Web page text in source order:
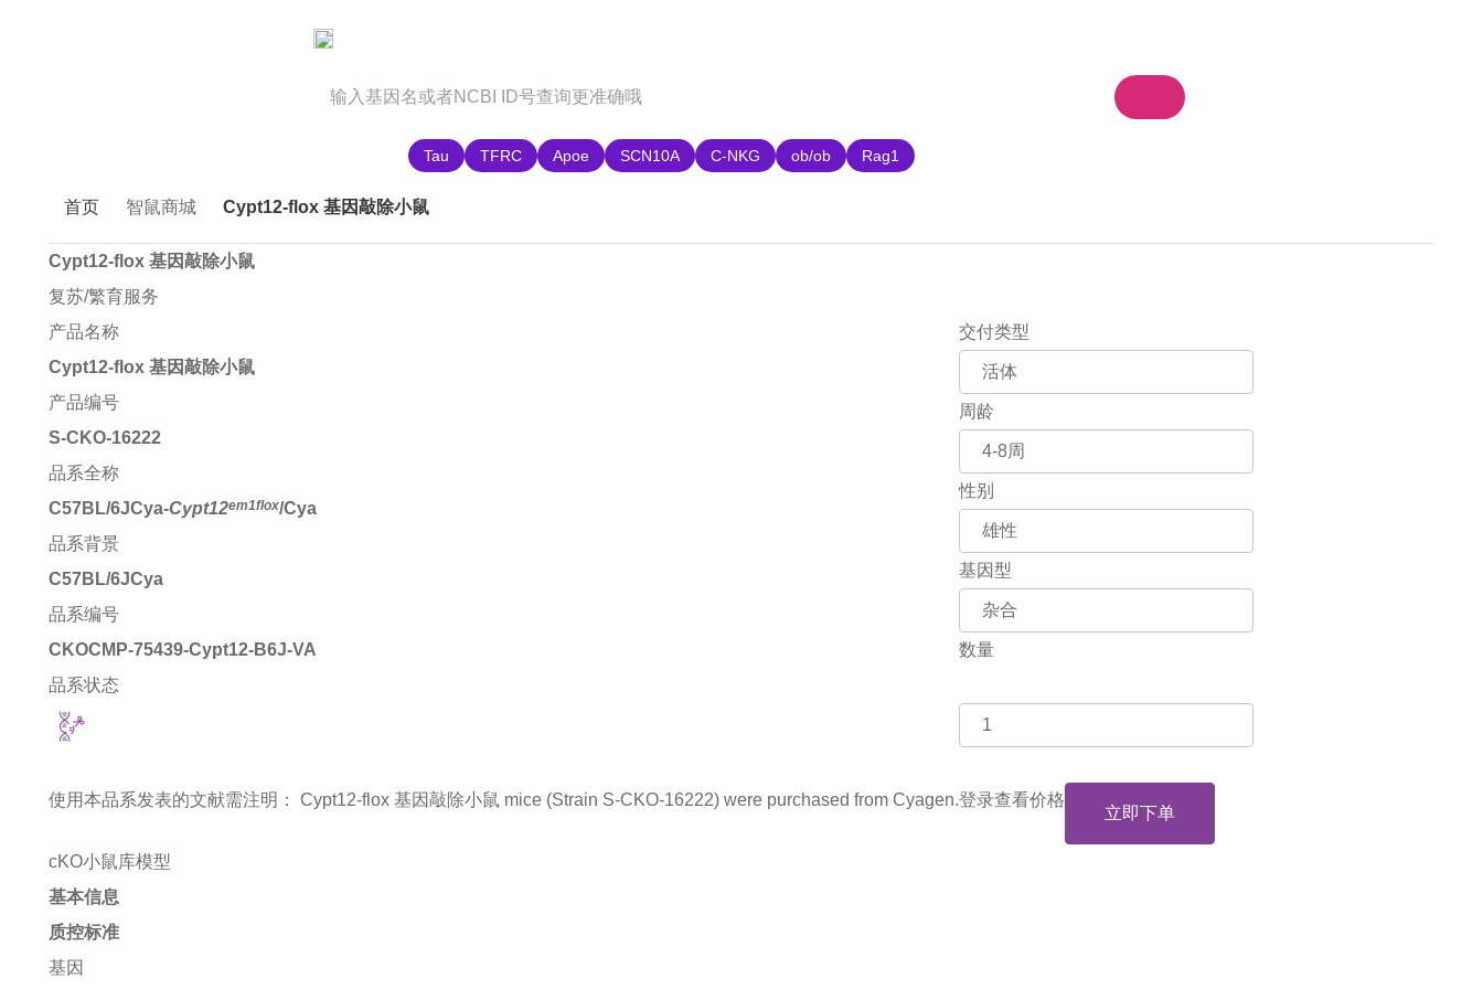
Tau TFRC Apoe SCN10A C-NKG ob/ob Rag1
首页 智鼠商城 Cypt12-flox 基因敲除小鼠
Cypt12-flox 基因敲除小鼠
复苏/繁育服务
产品名称
Cypt12-flox 基因敲除小鼠
产品编号
S-CKO-16222
品系全称
C57BL/6JCya-Cypt12em1flox/Cya
品系背景
C57BL/6JCya
品系编号
CKOCMP-75439-Cypt12-B6J-VA
品系状态
使用本品系发表的文献需注明： Cypt12-flox 基因敲除小鼠 mice (Strain S-CKO-16222) were purchased from Cyagen.
交付类型
周龄
性别
基因型
数量
登录查看价格
立即下单
cKO小鼠库模型
基本信息
质控标准
基因